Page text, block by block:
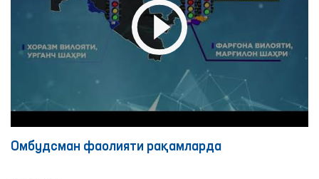
Омбудсман фаолияти рақамлардa